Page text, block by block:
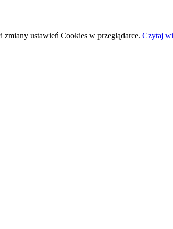
ustawień Cookies w przeglądarce. Czytaj